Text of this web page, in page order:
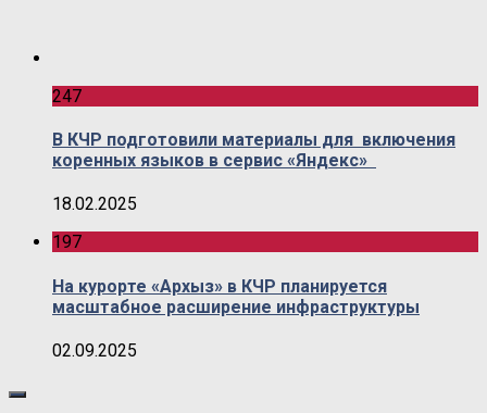
247
В КЧР подготовили материалы для включения
коренных языков в сервис «Яндекс»
18.02.2025
197
На курорте «Архыз» в КЧР планируется
масштабное расширение инфраструктуры
02.09.2025